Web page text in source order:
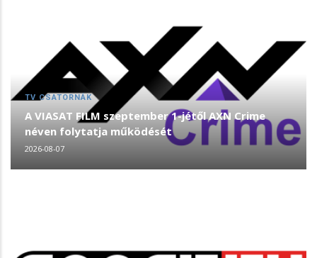
TV CSATORNÁK
A VIASAT FILM szeptember 1-jétől AXN Crime
néven folytatja működését
2026-08-07